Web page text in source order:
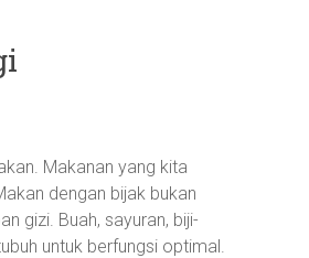
Makanan yang kita
dengan bijak bukan
gizi. Buah, sayuran, biji-
untuk berfungsi optimal.